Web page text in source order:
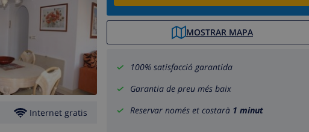
MOSTRAR MAPA
100% satisfacció garantida
Garantia de preu més baix
Reservar només et costarà 1 minut
Internet gratis